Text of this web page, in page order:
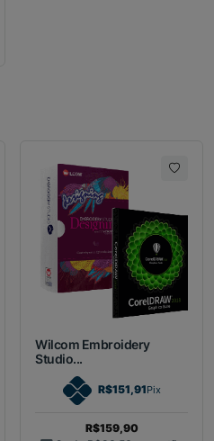
Wilcom Embroidery
Studio...
R$151,91Pix
R$159,90